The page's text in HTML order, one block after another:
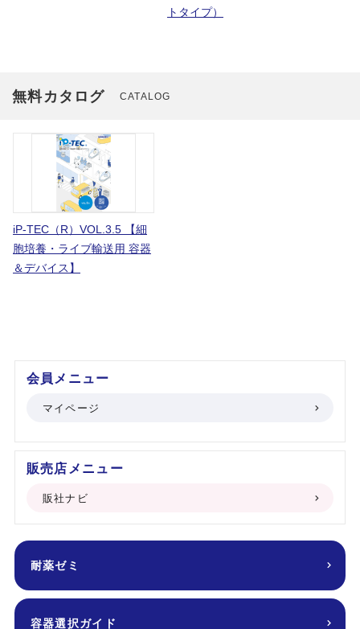
トタイプ）
無料カタログ CATALOG
iP-TEC（R）VOL.3.5 【細
胞培養・ライブ輸送用 容器
＆デバイス】
会員メニュー
マイページ
販売店メニュー
販社ナビ
耐薬ゼミ
容器選択ガイド